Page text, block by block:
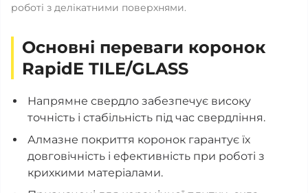
роботі з делікатними поверхнями.
Основні переваги коронок
RapidE TILE/GLASS
Напрямне свердло забезпечує високу
точність і стабільність під час свердління.
Алмазне покриття коронок гарантує їх
довговічність і ефективність при роботі з
крихкими матеріалами.